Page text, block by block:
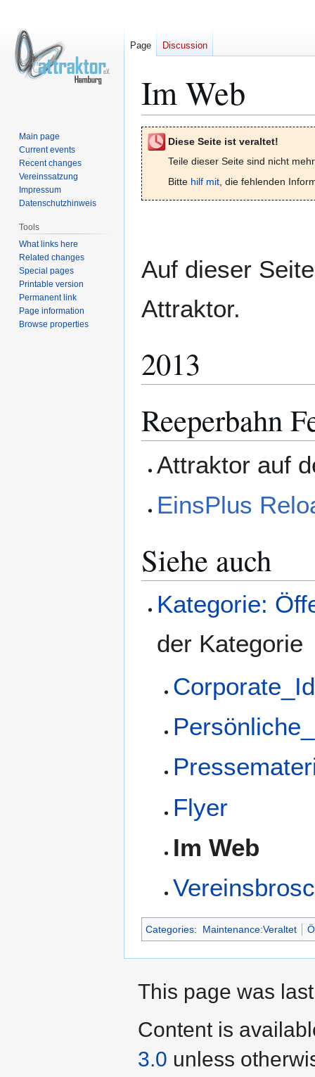
Im Web
Jump
to
navigation
Jump
to
search
Diese Seite ist veraltet!
Teile dieser Seite sind nicht
Bitte hilf mit, die fehlenden
Auf dieser
Attraktor.
2013
Reeperbahn
Attraktor auf
EinsPlus
Siehe auch
Kategorie:
der Kategorie
Flyer
Im Web
Categories: Maintenance:Veraltet
Page Discussion
Main page
Current events
Recent changes
Vereinssatzung
Impressum
Datenschutzhinweis
Tools
What links here
Related changes
Special pages
Printable version
Permanent link
Page information
Browse properties
This page was
Content is
3.0 unless